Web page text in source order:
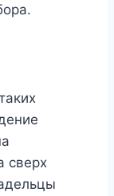
сверх